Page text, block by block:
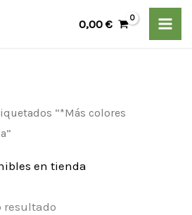
0,00€
i
n
P
“*Más colores
en tienda
resultado